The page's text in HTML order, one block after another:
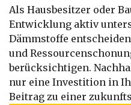
Als Hausbesitzer oder
Entwicklung aktiv
Dämmstoffe
und
berücksichtigen.
nur eine Investition in
Beitrag zu einer